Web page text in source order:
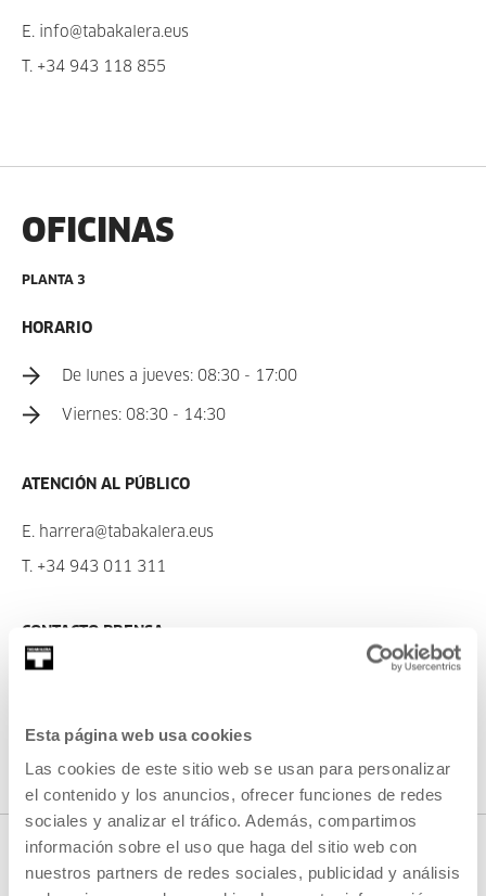
Esta página web usa cookies
Las cookies de este sitio web se usan para personalizar
el contenido y los anuncios, ofrecer funciones de redes
sociales y analizar el tráfico. Además, compartimos
información sobre el uso que haga del sitio web con
nuestros partners de redes sociales, publicidad y análisis
E. info@tabakalera.eus
T. +34 943 118 855
OFICINAS
PLANTA 3
HORARIO
De lunes a jueves: 08:30 - 17:00
Viernes: 08:30 - 14:30
ATENCIÓN AL PÚBLICO
E. harrera@tabakalera.eus
T. +34 943 011 311
CONTACTO PRENSA
EL RESTAURANTE ESTÁ CERRADO TEMPORLAMENTE.